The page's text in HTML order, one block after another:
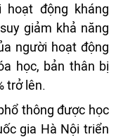
hoạt động kháng
giảm khả năng
người hoạt động
học, bản thân bị
trở lên.
thông được học
gia Hà Nội triển